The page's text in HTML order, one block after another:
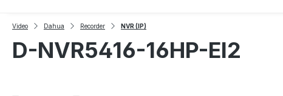
Video Dahua Recorder NVR (IP)
D-NVR5416-16HP-EI2